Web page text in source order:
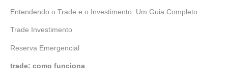
Entendendo o Trade e o Investimento: Um Guia Completo
Trade Investimento
Reserva Emergencial
trade: como funciona